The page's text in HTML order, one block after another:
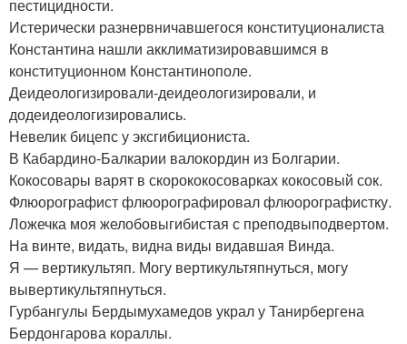
пестицидности.
Истерически разнервничавшегося конституционалиста
Константина нашли акклиматизировавшимся в
конституционном Константинополе.
Деидеологизировали-деидеологизировали, и
додеидеологизировались.
Невелик бицепс у эксгибициониста.
В Кабардино-Балкарии валокордин из Болгарии.
Кокосовары варят в скорококосоварках кокосовый сок.
Флюорографист флюорографировал флюорографистку.
Ложечка моя желобовыгибистая с преподвыподвертом.
На винте, видать, видна виды видавшая Винда.
Я — вертикультяп. Могу вертикультяпнуться, могу
вывертикультяпнуться.
Гурбангулы Бердымухамедов украл у Танирбергена
Бердонгарова кораллы.